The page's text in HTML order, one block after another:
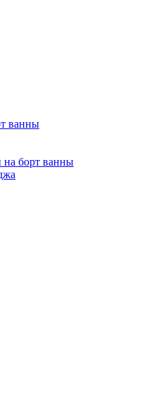
ванны
на борт ванны